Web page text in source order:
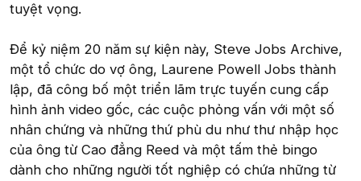
tuyệt vọng.
Để kỷ niệm 20 năm sự kiện này, Steve Jobs Archive,
một tổ chức do vợ ông, Laurene Powell Jobs thành
lập, đã công bố một triển lãm trực tuyến cung cấp
hình ảnh video gốc, các cuộc phỏng vấn với một số
nhân chứng và những thứ phù du như thư nhập học
của ông từ Cao đẳng Reed và một tấm thẻ bingo
dành cho những người tốt nghiệp có chứa những từ